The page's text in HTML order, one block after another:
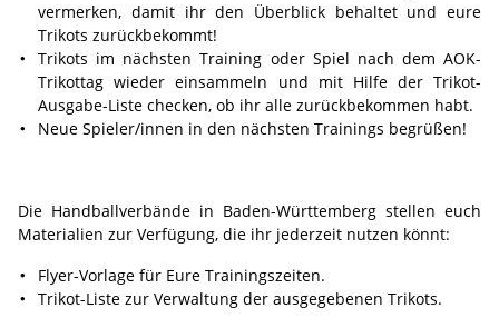
vermerken, damit ihr den Überblick behaltet und eure
Trikots zurückbekommt!
Trikots im nächsten Training oder Spiel nach dem AOK-
Trikottag wieder einsammeln und mit Hilfe der Trikot-
Ausgabe-Liste checken, ob ihr alle zurückbekommen habt.
Neue Spieler/innen in den nächsten Trainings begrüßen!
Die Handballverbände in Baden-Württemberg stellen euch
Materialien zur Verfügung, die ihr jederzeit nutzen könnt:
Flyer-Vorlage für Eure Trainingszeiten.
Trikot-Liste zur Verwaltung der ausgegebenen Trikots.